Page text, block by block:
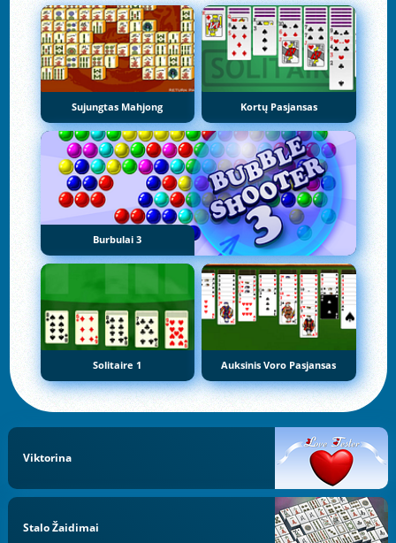
Sujungtas Mahjong Kortų Pasjansas
Burbulai 3
Solitaire 1 Auksinis Voro Pasjansas
Viktorina
Stalo Žaidimai